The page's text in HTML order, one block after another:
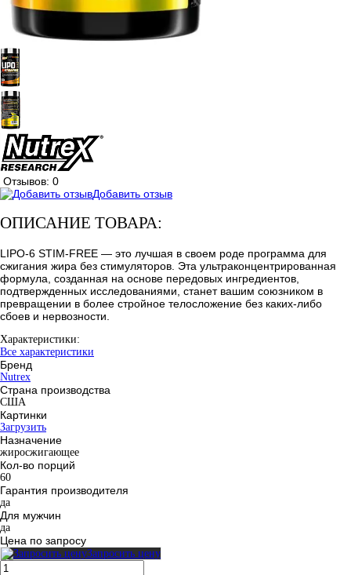
Отзывов: 0
Добавить отзыв
ОПИСАНИЕ ТОВАРА:
LIPO-6 STIM-FREE — это лучшая в своем роде программа для
сжигания жира без стимуляторов. Эта ультраконцентрированная
формула, созданная на основе передовых ингредиентов,
подтвержденных исследованиями, станет вашим союзником в
превращении в более стройное телосложение без каких-либо
сбоев и нервозности.
Характеристики:
Все характеристики
Бренд
Nutrex
Страна производства
США
Картинки
Загрузить
Назначение
жиросжигающее
Кол-во порций
60
Гарантия производителя
да
Для мужчин
да
Цена по запросу
Запросить цену